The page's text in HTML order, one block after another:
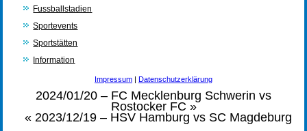
Fussballstadien
Sportevents
Sportstätten
Information
Impressum | Datenschutzerklärung
2024/01/20 – FC Mecklenburg Schwerin vs
Rostocker FC »
« 2023/12/19 – HSV Hamburg vs SC Magdeburg